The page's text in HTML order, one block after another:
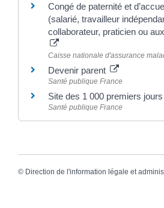
Congé de paternité et
(salarié, travailleur
collaborateur, praticien ou
Caisse nationale d'assurance
Devenir parent
Santé publique France
Site des 1 000 premiers jours
Santé publique France
© Direction de l'information légale et